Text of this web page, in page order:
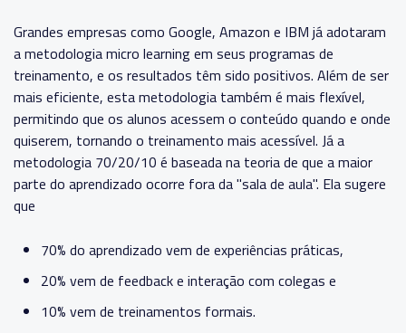
Grandes empresas como Google, Amazon e IBM já adotaram
a metodologia micro learning em seus programas de
treinamento, e os resultados têm sido positivos. Além de ser
mais eficiente, esta metodologia também é mais flexível,
permitindo que os alunos acessem o conteúdo quando e onde
quiserem, tornando o treinamento mais acessível. Já a
metodologia 70/20/10 é baseada na teoria de que a maior
parte do aprendizado ocorre fora da "sala de aula". Ela sugere
que
70% do aprendizado vem de experiências práticas,
20% vem de feedback e interação com colegas e
10% vem de treinamentos formais.